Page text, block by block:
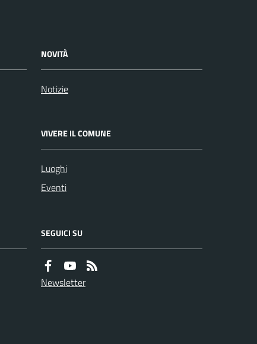
NOVITÀ
Notizie
VIVERE IL COMUNE
Luoghi
Eventi
SEGUICI SU
Newsletter